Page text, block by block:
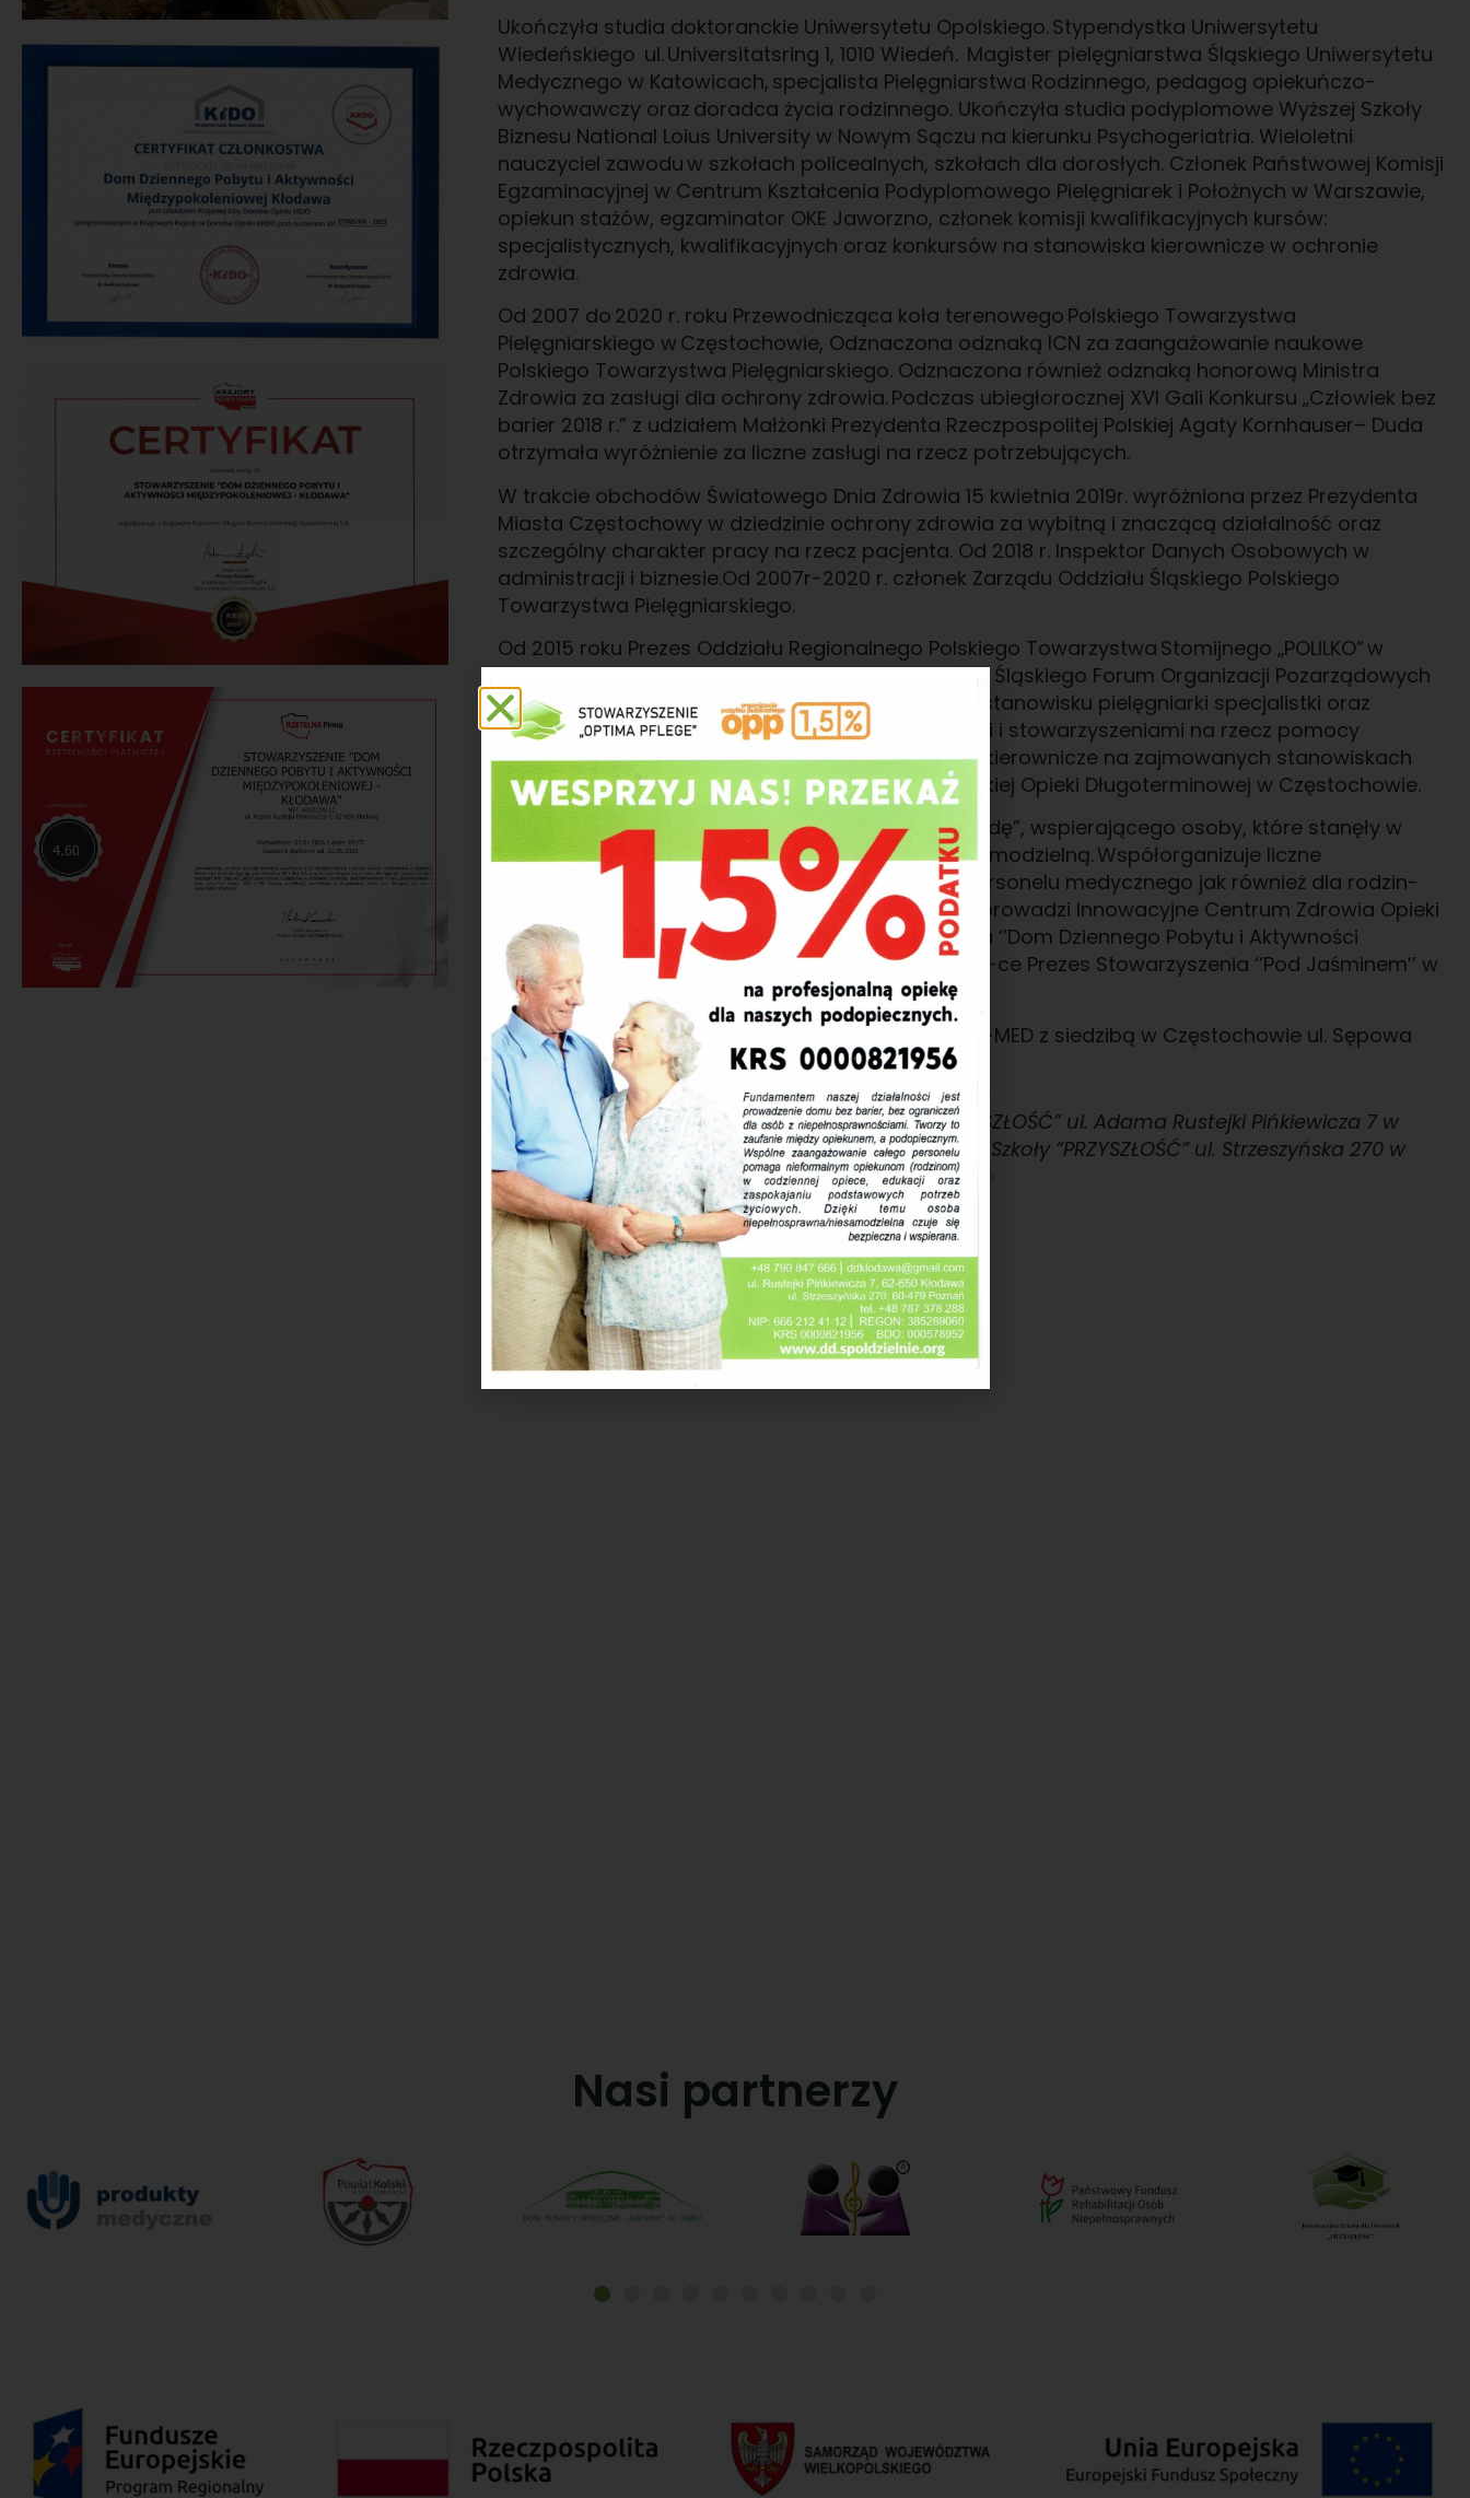
Ukończyła studia doktoranckie Uniwersytetu Opolskiego. Stypendystka Uniwersytetu
Wiedeńskiego ul. Universitatsring 1, 1010 Wiedeń. Magister pielęgniarstwa Śląskiego Uniwersytetu
Medycznego w Katowicach, specjalista Pielęgniarstwa Rodzinnego, pedagog opiekuńczo-
wychowawczy oraz doradca życia rodzinnego. Ukończyła studia podyplomowe Wyższej Szkoły
Biznesu National Loius University w Nowym Sączu na kierunku Psychogeriatria. Wieloletni
nauczyciel zawodu w szkołach policealnych, szkołach dla dorosłych. Członek Państwowej Komisji
Egzaminacyjnej w Centrum Kształcenia Podyplomowego Pielęgniarek i Położnych w Warszawie,
opiekun stażów, egzaminator OKE Jaworzno, członek komisji kwalifikacyjnych kursów:
specjalistycznych, kwalifikacyjnych oraz konkursów na stanowiska kierownicze w ochronie
zdrowia.
Od 2007 do 2020 r. roku Przewodnicząca koła terenowego Polskiego Towarzystwa
Pielęgniarskiego w Częstochowie, Odznaczona odznaką ICN za zaangażowanie naukowe
Polskiego Towarzystwa Pielęgniarskiego. Odznaczona również odznaką honorową Ministra
Zdrowia za zasługi dla ochrony zdrowia. Podczas ubiegłorocznej XVI Gali Konkursu „Człowiek bez
barier 2018 r.” z udziałem Małżonki Prezydenta Rzeczpospolitej Polskiej Agaty Kornhauser– Duda
otrzymała wyróżnienie za liczne zasługi na rzecz potrzebujących.
W trakcie obchodów Światowego Dnia Zdrowia 15 kwietnia 2019r. wyróżniona przez Prezydenta
Miasta Częstochowy w dziedzinie ochrony zdrowia za wybitną i znaczącą działalność oraz
szczególny charakter pracy na rzecz pacjenta. Od 2018 r. Inspektor Danych Osobowych w
administracji i biznesie.Od 2007r-2020 r. członek Zarządu Oddziału Śląskiego Polskiego
Towarzystwa Pielęgniarskiego.
Od 2015 roku Prezes Oddziału Regionalnego Polskiego Towarzystwa Stomijnego „POLILKO” w
Częstochowie. Od czerwca 2018r. członek Zarządu Śląskiego Forum Organizacji Pozarządowych
„KAFOS“. Od 30 lat pracuje czynnie zawodowo na stanowisku pielęgniarki specjalistki oraz
współpracuje z wieloma placówkami zdrowotnymi i stowarzyszeniami na rzecz pomocy
osobom potrzebującym . Posiada doświadczenie kierownicze na zajmowanych stanowiskach
m.in.: jako Z-ca Dyrektora Medycznego Pielęgniarskiej Opieki Długoterminowej w Częstochowie.
Od 2016 roku jest ambasadorką projektu „Damy radę”, wspierającego osoby, które stanęły w
obliczu opieki nad osobą niepełnosprawną i niesamodzielną. Współorganizuje liczne
konferencje, prowadzi szkolenia i warsztaty dla personelu medycznego jak również dla rodzin-
opiekunów nieformalnych . Od sierpnia 2016 roku prowadzi Innowacyjne Centrum Zdrowia Opieki
i Edukacji IR-MED . Od 2020 r.Prezes Stowarzyszenia ‘’Dom Dziennego Pobytu i Aktywności
Międzypokoleniowej -Kłodawa’’ w Kłodawie oraz V-ce Prezes Stowarzyszenia ‘’Pod Jaśminem’’ w
Częstochowie.
Od 1 czerwca 2026r. Prezes Zarządu Spółki z o.o. IR-MED z siedzibą w Częstochowie ul. Sępowa
24.
Dyrektor Innowacyjnej Szkoły dla Dorosłych ”PRZYSZŁOŚĆ” ul. Adama Rustejki Pińkiewicza 7 w
Kłodawie (62-650) oraz Dyrektorem Innowacyjnej Szkoły ”PRZYSZŁOŚĆ” ul. Strzeszyńska 270 w
Poznaniu (60-479). e-mailddpoznan270@gmail.com
Nasi partnerzy